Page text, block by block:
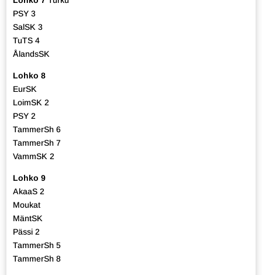
PSY 3
SalSK 3
TuTS 4
ÅlandsSK
Lohko 8
EurSK
LoimSK 2
PSY 2
TammerSh 6
TammerSh 7
VammSK 2
Lohko 9
AkaaS 2
Moukat
MäntSK
Pässi 2
TammerSh 5
TammerSh 8